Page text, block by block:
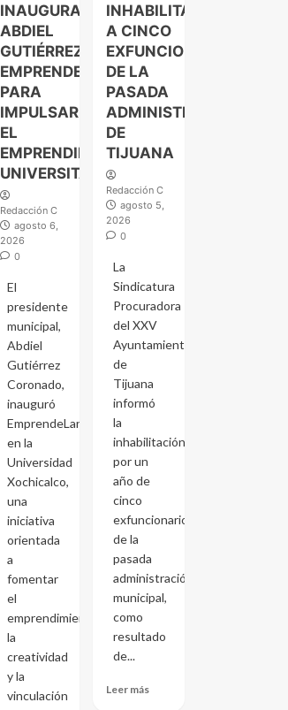
INAUGURA
ABDIEL
GUTIÉRREZ
EMPRENDELAND
PARA
IMPULSAR
EL
EMPRENDIMIENTO
UNIVERSITARIO
Redacción C
agosto 6,
2026
0
El
presidente
municipal,
Abdiel
Gutiérrez
Coronado,
inauguró
EmprendeLand
en la
Universidad
Xochicalco,
una
iniciativa
orientada
a
fomentar
el
emprendimiento,
la
creatividad
y la
vinculación
INHABILITAN
A CINCO
EXFUNCIONARIOS
DE LA
PASADA
ADMINISTRACIÓN
DE
TIJUANA
Redacción C
agosto 5,
2026
0
La
Sindicatura
Procuradora
del XXV
Ayuntamiento
de
Tijuana
informó
la
inhabilitación
por un
año de
cinco
exfuncionarios
de la
pasada
administración
municipal,
como
resultado
de...
Leer más